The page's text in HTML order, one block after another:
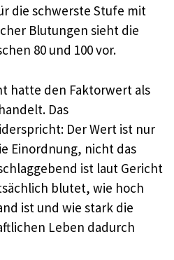
die schwerste Stufe mit
Blutungen sieht die
80 und 100 vor.
hatte den Faktorwert als
Das
Der Wert ist nur
Einordnung, nicht das
ist laut Gericht
blutet, wie hoch
ist und wie stark die
Leben dadurch